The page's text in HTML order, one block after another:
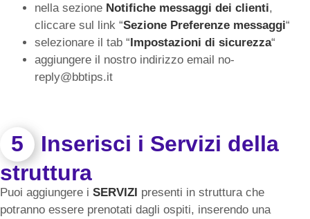
nella sezione Notifiche messaggi dei clienti,
cliccare sul link “Sezione Preferenze messaggi“
selezionare il tab “Impostazioni di sicurezza“
aggiungere il nostro indirizzo email no-
reply@bbtips.it
5
Inserisci i Servizi della
struttura
Puoi aggiungere i SERVIZI presenti in struttura che
potranno essere prenotati dagli ospiti, inserendo una